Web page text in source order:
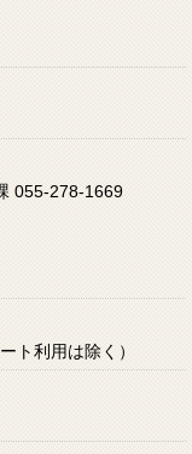
055-278-1669
ト利用は除く）